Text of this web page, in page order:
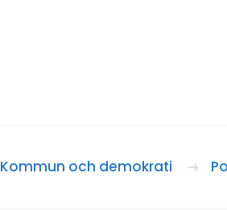
Kommun och demokrati